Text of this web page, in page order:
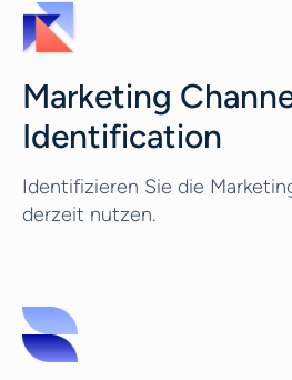
Marketing
Identification
Identifizieren Sie die
derzeit nutzen.